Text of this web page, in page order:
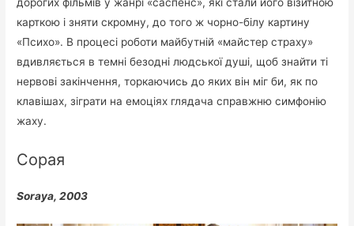
дорогих фільмів у жанрі «саспенс», які стали його візитною
карткою і зняти скромну, до того ж чорно-білу картину
«Психо». В процесі роботи майбутній «майстер страху»
вдивляється в темні безодні людської душі, щоб знайти ті
нервові закінчення, торкаючись до яких він міг би, як по
клавішах, зіграти на емоціях глядача справжню симфонію
жаху.
Сорая
Soraya, 2003